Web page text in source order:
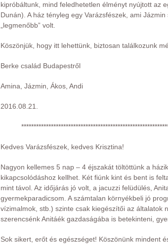
kipróbáltunk, mind feledhetetlen élményt nyújtott az
Dunán). A ház tényleg egy Varázsfészek, ami
„legmenőbb” volt.
Köszönjük, hogy itt lehettünk, biztosan találkozunk
Berke család Budapestről
Amina, Jázmin, Ákos, Andi
2016.08.21.
Kedves Varázsfészek, kedves Krisztina!
Nagyon kellemes 5 nap – 4 éjszakát töltöttünk a
kikapcsolódáshoz kellhet. Két fiúnk kint és bent is
mint távol. Az időjárás jó volt, a jacuzzi felüdülés,
gyermekparadicsom. A számtalan környékbeli jó
vízimalmok, stb.) szinte csak kiegészítői az általatok
szerencsénk Anitáék gazdaságába is betekinteni,
Sok sikert, erőt és egészséget! Köszönünk mindent